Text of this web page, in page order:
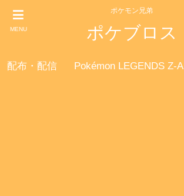
MENU
ポケモン兄弟
ポケブロス
配布・配信 Pokémon LEGENDS Z-A